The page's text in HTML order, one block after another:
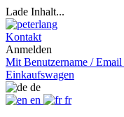
Lade Inhalt...
Kontakt
Anmelden
Mit Benutzername / Email
Einkaufswagen
de
en
fr